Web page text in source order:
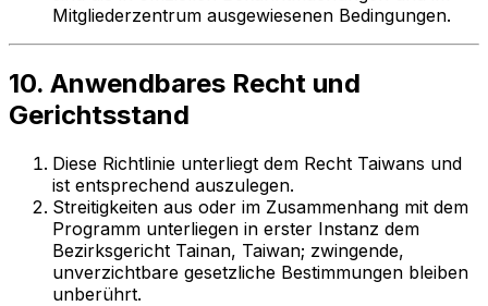
Mitgliederzentrum ausgewiesenen Bedingungen.
10. Anwendbares Recht und
Gerichtsstand
Diese Richtlinie unterliegt dem Recht Taiwans und
ist entsprechend auszulegen.
Streitigkeiten aus oder im Zusammenhang mit dem
Programm unterliegen in erster Instanz dem
Bezirksgericht Tainan, Taiwan; zwingende,
unverzichtbare gesetzliche Bestimmungen bleiben
unberührt.